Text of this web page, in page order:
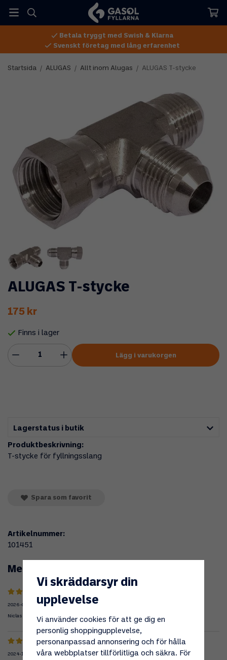
Betala tryggt med Swish & Klarna
Svenskt företag med lång erfarenhet
Startsida / ALUGAS / Allt inom Alugas / ALUGAS T-stycke
ALUGAS T-stycke
175 kr
Finns i lager
Lägg i varukorgen
Lagerstatus i butik
Produktbeskrivning:
T-stycke för fyllningsslang
Spara som favorit
Artikelnummer:
101451
Medelbetyg
2026-06-17
Niclas
2024-12-03
Vi skräddarsyr din
upplevelse
Vi använder cookies för att ge dig en
personlig shoppingupplevelse,
personanpassad annonsering och för hålla
våra webbplatser tillförlitliga och säkra. För